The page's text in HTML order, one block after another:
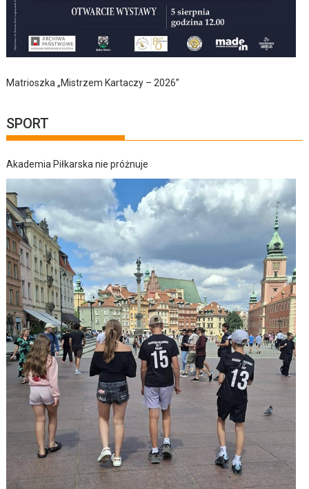
Matrioszka „Mistrzem Kartaczy – 2026”
SPORT
Akademia Piłkarska nie próżnuje